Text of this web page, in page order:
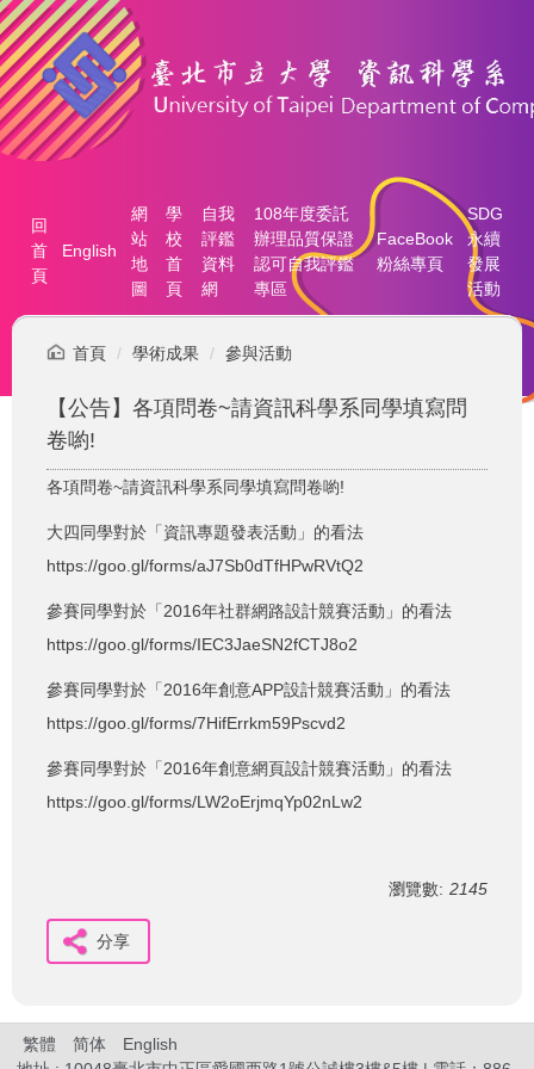
跳
到
主
要
內
容
回
首
頁
English
網
站
地
圖
學
校
首
頁
自我
評鑑
資料
網
108年度委託
辦理品質保證
認可自我評鑑
專區
FaceBook
粉絲專頁
SDG
永續
發展
活動
首頁 學術成果 參與活動
【公告】各項問卷~請資訊科學系同學填寫問
卷喲!
各項問卷~請資訊科學系同學填寫問卷喲!
大四同學對於「資訊專題發表活動」的看法
https://goo.gl/forms/aJ7Sb0dTfHPwRVtQ2
參賽同學對於「2016年社群網路設計競賽活動」的看法
https://goo.gl/forms/IEC3JaeSN2fCTJ8o2
參賽同學對於「2016年創意APP設計競賽活動」的看法
https://goo.gl/forms/7HifErrkm59Pscvd2
參賽同學對於「2016年創意網頁設計競賽活動」的看法
https://goo.gl/forms/LW2oErjmqYp02nLw2
瀏覽數: 2145
分享
繁體 简体
English